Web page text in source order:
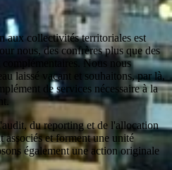
aux collectivités territoriales est
nous, des confrères plus que des
Nous nous
laissé vacant et souhaitons, par là,
de services nécessaire à la
du reporting et de l'allocation
associés et forment une unité
également une action originale